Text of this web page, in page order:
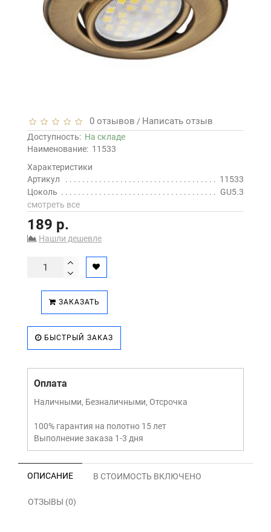
0 отзывов / Написать отзыв
Доступность: На складе
Наименование: 11533
Характеристики
Артикул
11533
Цоколь
GU5.3
смотреть все
189 р.
Нашли дешевле
ЗАКАЗАТЬ
БЫСТРЫЙ ЗАКАЗ
Оплата
Наличными, Безналичными, Отсрочка
100% гарантия на полотно 15 лет
Выполнение заказа 1-3 дня
ОПИСАНИЕ В СТОИМОСТЬ ВКЛЮЧЕНО
ОТЗЫВЫ (0)